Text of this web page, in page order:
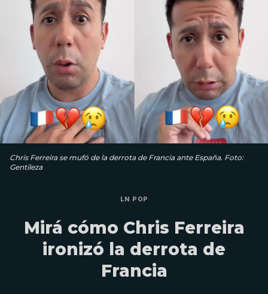
Chris Ferreira se mufó de la derrota de Francia ante España. Foto:
Gentileza
LN POP
Mirá cómo Chris Ferreira
ironizó la derrota de
Francia